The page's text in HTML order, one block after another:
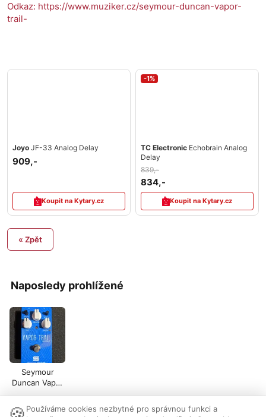
Naposledy prohlížené
Seymour
Duncan Vapor
Delay
Odkaz: https://www.muziker.cz/seymour-duncan-vapor-
trail-
Joyo JF-33 Analog Delay
909,-
Koupit na Kytary.cz
-1%
TC Electronic Echobrain Analog
Delay
839,-
834,-
Koupit na Kytary.cz
« Zpět
Používáme cookies nezbytné pro správnou funkci a